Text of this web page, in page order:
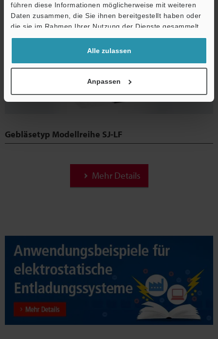
führen diese Informationen möglicherweise mit weiteren
Daten zusammen, die Sie ihnen bereitgestellt haben oder
die sie im Rahmen Ihrer Nutzung der Dienste gesammelt
haben.
Alle zulassen
Anpassen
Gebläsetyp Modellreihe SJ-LF
Mehr Details